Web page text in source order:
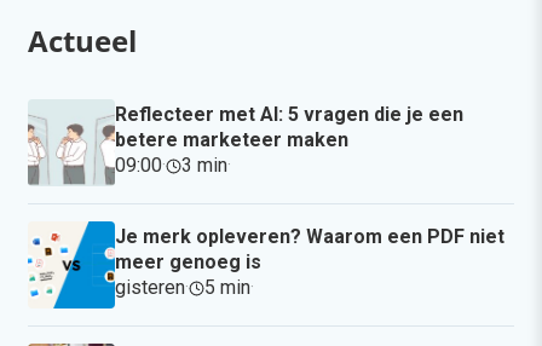
Actueel
Reflecteer met AI: 5 vragen die je een
betere marketeer maken
09:00· 3 min·
Je merk opleveren? Waarom een PDF niet
meer genoeg is
gisteren· 5 min·